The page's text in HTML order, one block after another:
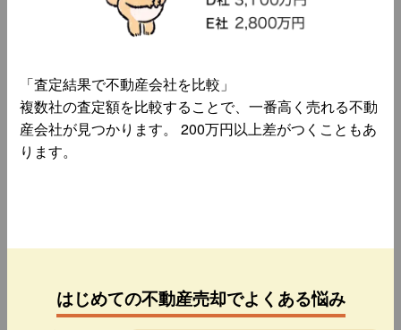
「査定結果で不動産会社を比較」
複数社の査定額を比較することで、一番高く売れる不動
産会社が見つかります。 200万円以上差がつくこともあ
ります。
はじめての不動産売却でよくある悩み